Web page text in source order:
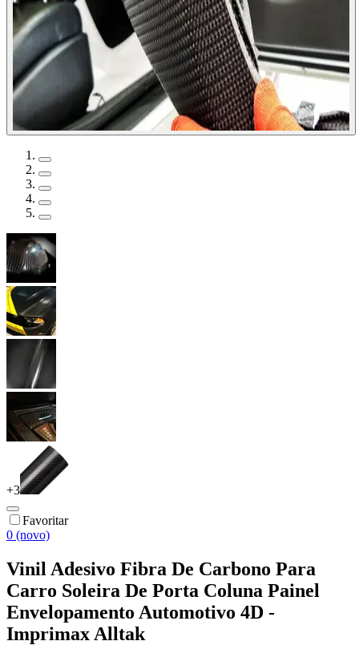
+3
Favoritar
0 (novo)
Vinil Adesivo Fibra De Carbono Para
Carro Soleira De Porta Coluna Painel
Envelopamento Automotivo 4D -
Imprimax Alltak